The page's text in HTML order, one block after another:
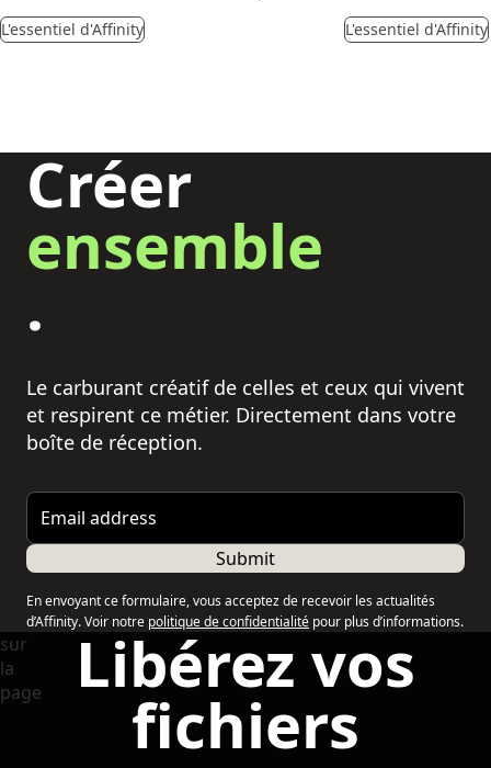
L'essentiel d'Affinity L'essentiel d'Affinity
Créer
ensemble
.
Le carburant créatif de celles et ceux qui vivent
et respirent ce métier. Directement dans votre
boîte de réception.
Email address
Submit
En envoyant ce formulaire, vous acceptez de recevoir les actualités
d’Affinity. Voir notre politique de confidentialité pour plus d’informations.
Libérez vos
fichiers